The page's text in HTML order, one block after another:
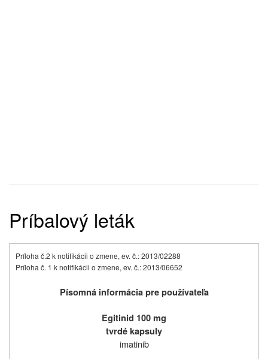
Príbalový leták
Príloha č.2 k notifikácii o zmene, ev. č.: 2013/02288
Príloha č. 1 k notifikácii o zmene, ev. č.: 2013/06652
Písomná informácia pre používateľa
Egitinid 100 mg
tvrdé kapsuly
imatinib